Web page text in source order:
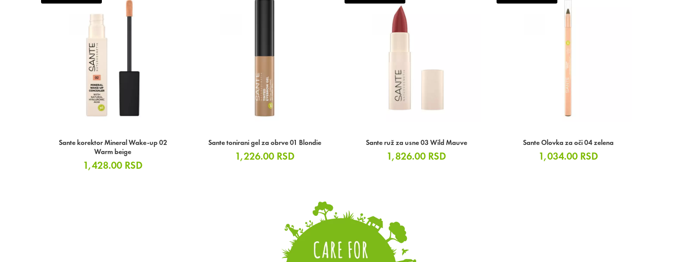
Sante korektor Mineral Wake-up 02
Warm beige
1,428.00 RSD
Sante tonirani gel za obrve 01 Blondie
1,226.00 RSD
Sante ruž za usne 03 Wild Mauve
1,826.00 RSD
Sante Olovka za oči 04 zelena
1,034.00 RSD